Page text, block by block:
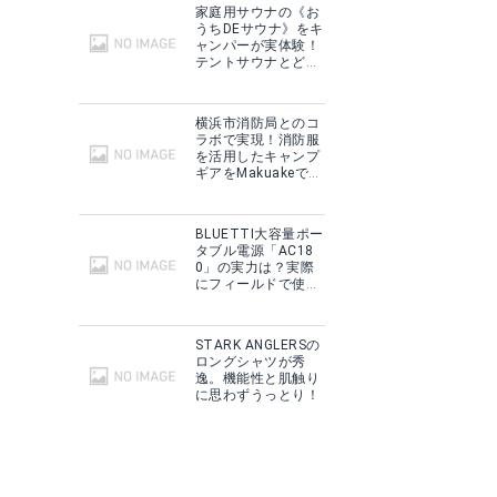
家庭用サウナの《お
うちDEサウナ》をキ
ャンパーが実体験！
テントサウナとどこ
横浜市消防局とのコ
ラボで実現！消防服
を活用したキャンプ
ギアをMakuakeで予
BLUETTI大容量ポー
タブル電源「AC18
0」の実力は？実際
にフィールドで使用
STARK ANGLERSの
ロングシャツが秀
逸。機能性と肌触り
に思わずうっとり！